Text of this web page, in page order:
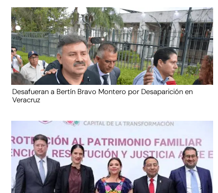
Desafueran a Bertín Bravo Montero por Desaparición en
Veracruz